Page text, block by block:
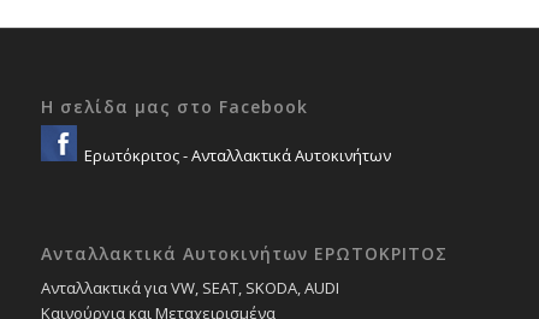
Η σελίδα μας στο Facebook
Ερωτόκριτος - Ανταλλακτικά Αυτοκινήτων
Ανταλλακτικά Αυτοκινήτων ΕΡΩΤΟΚΡΙΤΟΣ
Ανταλλακτικά για VW, SEAT, SKODA, AUDI
Καινούργια και Μεταχειρισμένα